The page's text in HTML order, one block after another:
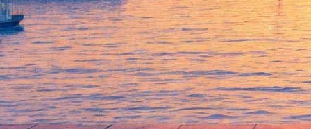
Спектакль "Это вы
ангелы?!" по мотивам поэмы
Ерофеева «Москва —
Петушки»